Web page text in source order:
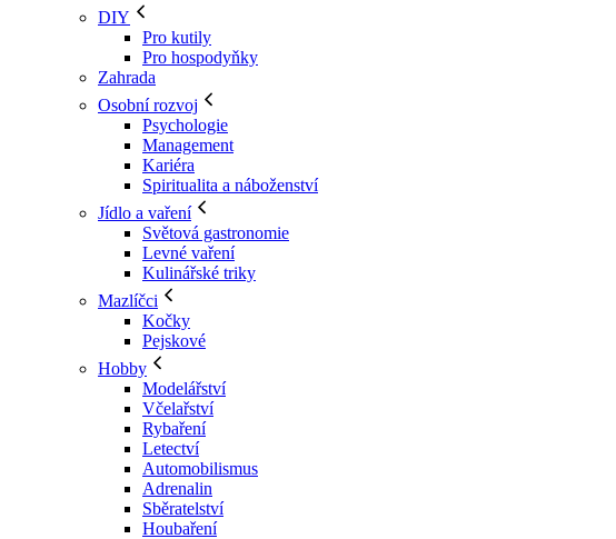
DIY
Pro kutily
Pro hospodyňky
Zahrada
Osobní rozvoj
Psychologie
Management
Kariéra
Spiritualita a náboženství
Jídlo a vaření
Světová gastronomie
Levné vaření
Kulinářské triky
Mazlíčci
Kočky
Pejskové
Hobby
Modelářství
Včelařství
Rybaření
Letectví
Automobilismus
Adrenalin
Sběratelství
Houbaření